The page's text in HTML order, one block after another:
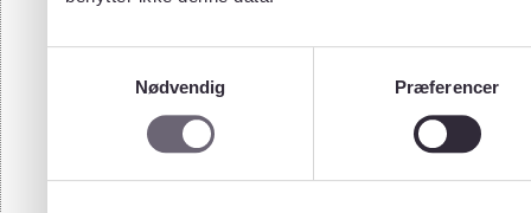
Nødvendig
Præferencer